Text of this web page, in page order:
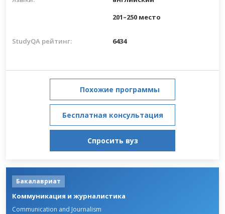
201–250 место
StudyQA рейтинг: 6434
Похожие программы
Бесплатная консультация
Спросить вуз
Бакалавриат
Коммуникация и журналистика
Communication and Journalism